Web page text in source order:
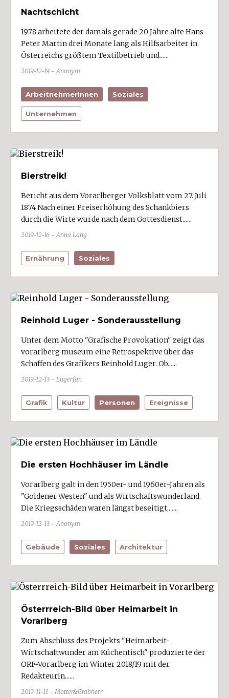
Treffer anzeigen
Nachtschicht
1978 arbeitete der damals gerade 20 Jahre alte Hans-
Peter Martin drei Monate lang als Hilfsarbeiter in
Österreichs größtem Textilbetrieb und......
2019-12-19 - Anonym
ArbeitnehmerInnen Soziales
Unternehmen
Bierstreik!
Bericht aus dem Vorarlberger Volksblatt vom 27. Juli
1874 Nach einer Preiserhöhung des Schankbiers
durch die Wirte wurde nach dem Gottesdienst......
2019-12-16 - Anna Lang
Ernährung Soziales
Reinhold Luger - Sonderausstellung
Unter dem Motto "Grafische Provokation" zeigt das
vorarlberg museum eine Retrospektive über das
Schaffen des Grafikers Reinhold Luger. Ob......
2019-12-13 - Lugerfan
Grafik Kultur Personen Ereignisse
Die ersten Hochhäuser im Ländle
Vorarlberg galt in den 1950er- und 1960er-Jahren als
"Goldener Westen" und als Wirtschaftswunderland.
Die Kriegsschäden waren längst beseitigt,......
2019-12-13 - Anonym
Gebäude Soziales Architektur
Österrreich-Bild über Heimarbeit in
Vorarlberg
Zum Abschluss des Projekts "Heimarbeit-
Wirtschaftwunder am Küchentisch" produzierte der
ORF-Vorarlberg im Winter 2018/19 mit der
Redakteurin......
2019-11-11 - Motter&Grabherr